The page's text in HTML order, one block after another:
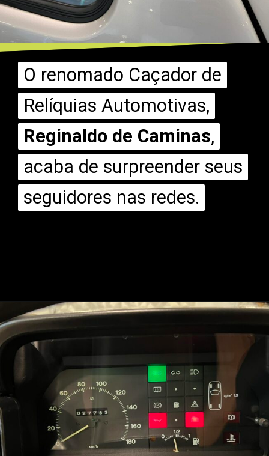
O renomado Caçador de
Relíquias Automotivas,
Reginaldo de Caminas,
acaba de surpreender seus
seguidores nas redes.
O renomado Caçador de
Relíquias Automotivas,
Reginaldo de Caminas,
acaba de surpreender seus
seguidores nas redes.
Opening